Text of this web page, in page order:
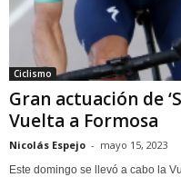
Ciclismo
Gran actuación de
Vuelta a Formosa
Nicolás Espejo - mayo 15, 2023
Este domingo se llevó a cabo la